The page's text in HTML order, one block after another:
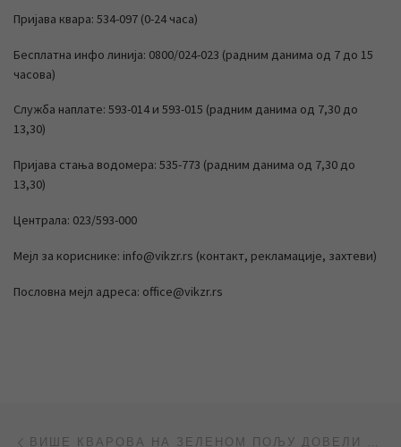
Пријава квара: 534-097 (0-24 часа)
Бесплатна инфо линија: 0800/024-023 (радним данима од 7 до 15
часова)
Служба наплате: 593-014 и 593-015 (радним данима од 7,30 до
13,30)
Пријава стања водомера: 535-773 (радним данима од 7,30 до
13,30)
Централа: 023/593-000
Мејл за кориснике: info@vikzr.rs (контакт, рекламације, захтеви)
Пословна мејл адреса: office@vikzr.rs
Post navigation ВИШЕ КВАРОВА НА ЗЕЛЕНОМ ПОЉУ ДОВЕЛИ ДО ПРЕКИДА ВОДОСНАБДЕВАЊА